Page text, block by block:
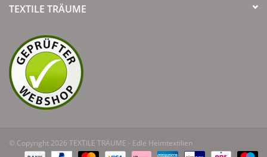
TEXTILE TRÄUME
© Copyright 2026 TEXTILE TRÄUME - Edle Heimtextilien